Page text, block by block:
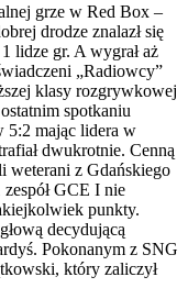
grze w Red Box –
drodze znalazł się
lidze gr. A wygrał aż
„Radiowcy”
klasy rozgrywkowej
spotkaniu
5:2 mając lidera w
dwukrotnie. Cenną
weterani z Gdańskiego
GCE I nie
punkty.
decydującą
Pokonanym z SNG
który zaliczył